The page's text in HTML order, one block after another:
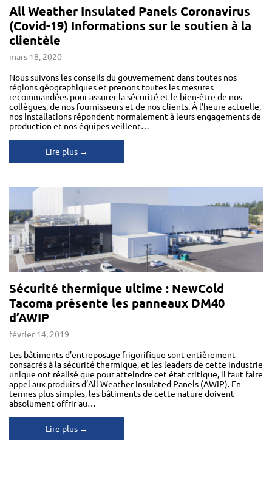
All Weather Insulated Panels Coronavirus
(Covid-19) Informations sur le soutien à la
clientèle
mars 18, 2020
Nous suivons les conseils du gouvernement dans toutes nos
régions géographiques et prenons toutes les mesures
recommandées pour assurer la sécurité et le bien-être de nos
collègues, de nos fournisseurs et de nos clients. À l’heure actuelle,
nos installations répondent normalement à leurs engagements de
production et nos équipes veillent…
Lire plus →
Sécurité thermique ultime : NewCold
Tacoma présente les panneaux DM40
d’AWIP
février 14, 2019
Les bâtiments d’entreposage frigorifique sont entièrement
consacrés à la sécurité thermique, et les leaders de cette industrie
unique ont réalisé que pour atteindre cet état critique, il faut faire
appel aux produits d’All Weather Insulated Panels (AWIP). En
termes plus simples, les bâtiments de cette nature doivent
absolument offrir au…
Lire plus →